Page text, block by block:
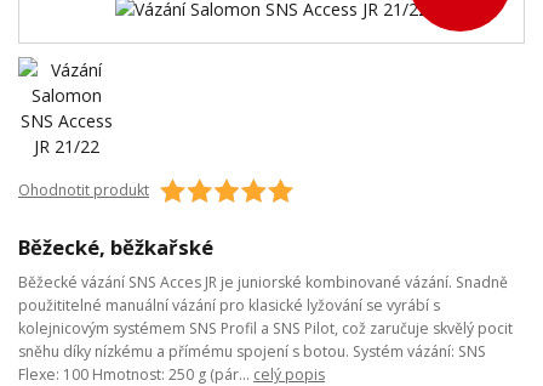
Ohodnotit produkt
Běžecké, běžkařské
Běžecké vázání SNS Acces JR je juniorské kombinované vázání. Snadně
použititelné manuální vázání pro klasické lyžování se vyrábí s
kolejnicovým systémem SNS Profil a SNS Pilot, což zaručuje skvělý pocit
sněhu díky nízkému a přímému spojení s botou. Systém vázání: SNS
Flexe: 100 Hmotnost: 250 g (pár... celý popis